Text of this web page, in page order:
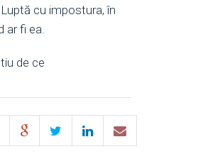
cu impostura, în
ar fi ea.
de ce